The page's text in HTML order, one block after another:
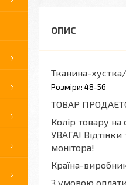
Тканина-
Розміри: 48-56
ТОВАР
Колір товару на
УВАГА! Відтінки
монітора!
Країна-
З умовою